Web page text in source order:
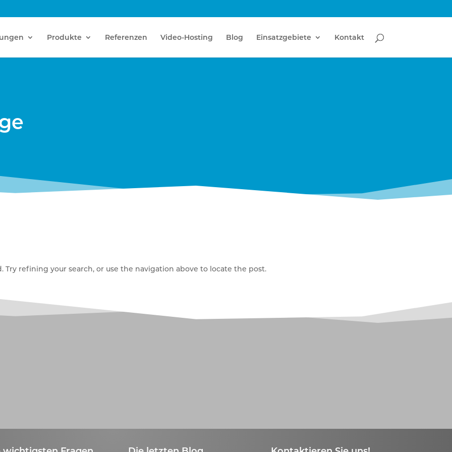
Produkte Referenzen Video-Hosting Blog Einsatzgebiete Kontakt
refining your search, or use the navigation above to locate the post.